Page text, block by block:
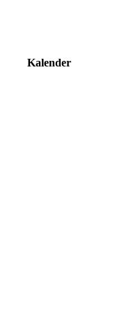
Kalender